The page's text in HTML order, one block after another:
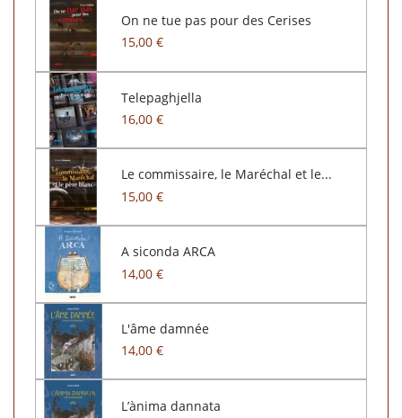
On ne tue pas pour des Cerises
15,00 €
Telepaghjella
16,00 €
Le commissaire, le Maréchal et le...
15,00 €
A siconda ARCA
14,00 €
L'âme damnée
14,00 €
L’ànima dannata